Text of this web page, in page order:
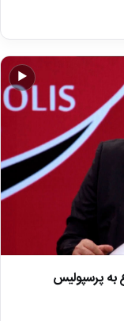
▶
به پرسپولیس